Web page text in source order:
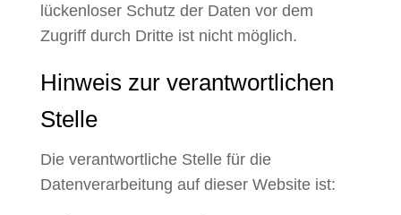
lückenloser Schutz der Daten vor dem
Zugriff durch Dritte ist nicht möglich.
Hinweis zur verantwortlichen
Stelle
Die verantwortliche Stelle für die
Datenverarbeitung auf dieser Website ist: